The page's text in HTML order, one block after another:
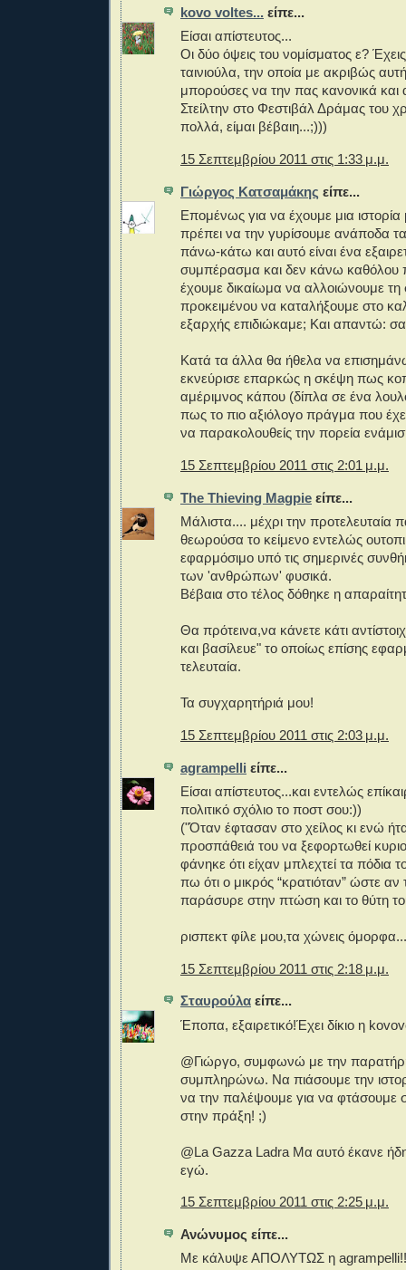
kovo voltes... είπε...
Είσαι απίστευτος...
Οι δύο όψεις του νομίσματος ε? Έχεις
ταινιούλα, την οποία με ακριβώς
μπορούσες να την πας κανονικά και
Στείλτην στο Φεστιβάλ Δράμας του
πολλά, είμαι βέβαιη...;)))
15 Σεπτεμβρίου 2011 στις 1:33 μ.μ.
Γιώργος Κατσαμάκης είπε...
Επομένως για να έχουμε μια
πρέπει να την γυρίσουμε ανάποδα
πάνω-κάτω και αυτό είναι ένα
συμπέρασμα και δεν κάνω καθόλου
έχουμε δικαίωμα να αλλοιώνουμε τη
προκειμένου να καταλήξουμε στο
εξαρχής επιδιώκαμε; Και απαντώ:
Κατά τα άλλα θα ήθελα να
εκνεύρισε επαρκώς η σκέψη πως
αμέριμνος κάπου (δίπλα σε ένα
πως το πιο αξιόλογο πράγμα που
να παρακολουθείς την πορεία
15 Σεπτεμβρίου 2011 στις 2:01 μ.μ.
The Thieving Magpie είπε...
Μάλιστα.... μέχρι την προτελευταία
θεωρούσα το κείμενο εντελώς
εφαρμόσιμο υπό τις σημερινές
των 'ανθρώπων' φυσικά.
Βέβαια στο τέλος δόθηκε η
Θα πρότεινα,να κάνετε κάτι
και βασίλευε" το οποίως επίσης
τελευταία.
Τα συγχαρητήριά μου!
15 Σεπτεμβρίου 2011 στις 2:03 μ.μ.
agrampelli είπε...
Είσαι απίστευτος...και εντελώς
πολιτικό σχόλιο το ποστ σου:))
("Όταν έφτασαν στο χείλος κι ενώ
προσπάθειά του να ξεφορτωθεί
φάνηκε ότι είχαν μπλεχτεί τα πόδια
πω ότι ο μικρός “κρατιόταν” ώστε αν
παράσυρε στην πτώση και το θύτη
ρισπεκτ φίλε μου,τα χώνεις
15 Σεπτεμβρίου 2011 στις 2:18 μ.μ.
Σταυρούλα είπε...
Έποπα, εξαιρετικό!Έχει δίκιο η
@Γιώργο, συμφωνώ με την
συμπληρώνω. Να πιάσουμε την
να την παλέψουμε για να φτάσουμε
στην πράξη! ;)
@La Gazza Ladra Μα αυτό έκανε
εγώ.
15 Σεπτεμβρίου 2011 στις 2:25 μ.μ.
Ανώνυμος είπε...
Με κάλυψε ΑΠΟΛΥΤΩΣ η